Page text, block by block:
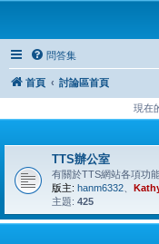
問答集
首頁 討論區首頁
現在
TTS辦公室
有關於TTS網站各項功
版主: hanm6332
主題: 425